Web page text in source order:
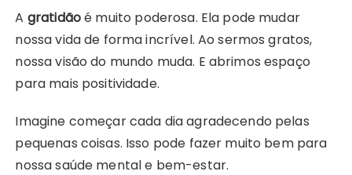
A gratidãoé muito poderosa. Ela pode mudar
nossa vida de forma incrível. Ao sermos gratos,
nossa visão do mundo muda. E abrimos espaço
para mais positividade.
Imagine começar cada dia agradecendo pelas
pequenas coisas. Isso pode fazer muito bem para
nossa saúde mental e bem-estar.